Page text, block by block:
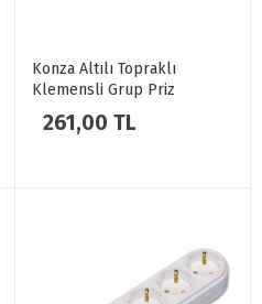
Konza Altılı Topraklı
Klemensli Grup Priz
Anahtarlı Beyaz
261,00 TL